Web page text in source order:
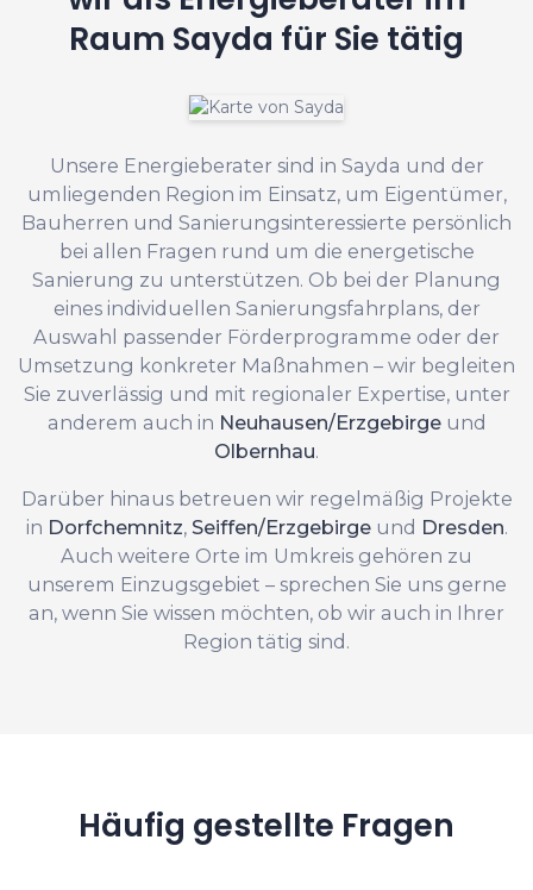
Raum Sayda für Sie tätig
Unsere Energieberater sind in Sayda und der
umliegenden Region im Einsatz, um Eigentümer,
Bauherren und Sanierungsinteressierte persönlich
bei allen Fragen rund um die energetische
Sanierung zu unterstützen. Ob bei der Planung
eines individuellen Sanierungsfahrplans, der
Auswahl passender Förderprogramme oder der
Umsetzung konkreter Maßnahmen – wir begleiten
Sie zuverlässig und mit regionaler Expertise, unter
anderem auch in Neuhausen/Erzgebirgeund
Olbernhau.
Darüber hinaus betreuen wir regelmäßig Projekte
in Dorfchemnitz, Seiffen/Erzgebirgeund Dresden.
Auch weitere Orte im Umkreis gehören zu
unserem Einzugsgebiet – sprechen Sie uns gerne
an, wenn Sie wissen möchten, ob wir auch in Ihrer
Region tätig sind.
Häufig gestellte Fragen